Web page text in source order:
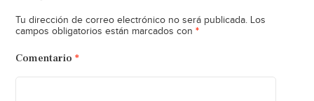
Tu dirección de correo electrónico no será publicada. Los
campos obligatorios están marcados con *
Comentario *